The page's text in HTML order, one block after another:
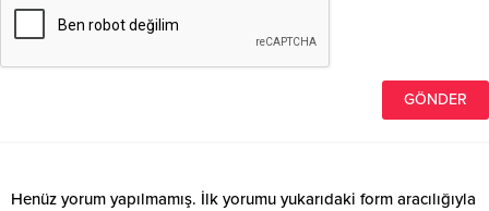
Henüz yorum yapılmamış. İlk yorumu yukarıdaki form aracılığıyla